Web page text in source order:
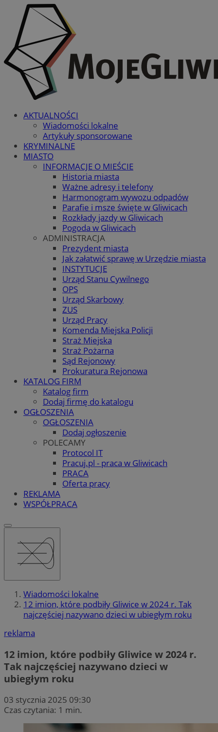
AKTUALNOŚCI
Wiadomości lokalne
Artykuły sponsorowane
KRYMINALNE
MIASTO
INFORMACJE O MIEŚCIE
Historia miasta
Ważne adresy i telefony
Harmonogram wywozu odpadów
Parafie i msze święte w Gliwicach
Rozkłady jazdy w Gliwicach
Pogoda w Gliwicach
ADMINISTRACJA
Prezydent miasta
Jak załatwić sprawę w Urzędzie miasta
INSTYTUCJE
Urząd Stanu Cywilnego
OPS
Urząd Skarbowy
ZUS
Urząd Pracy
Komenda Miejska Policji
Straż Miejska
Straż Pożarna
Sąd Rejonowy
Prokuratura Rejonowa
KATALOG FIRM
Katalog firm
Dodaj firmę do katalogu
OGŁOSZENIA
OGŁOSZENIA
Dodaj ogłoszenie
POLECAMY
Protocol IT
Pracuj.pl - praca w Gliwicach
PRACA
Oferta pracy
REKLAMA
WSPÓŁPRACA
Wiadomości lokalne
12 imion, które podbiły Gliwice w 2024 r. Tak
najczęściej nazywano dzieci w ubiegłym roku
reklama
12 imion, które podbiły Gliwice w 2024 r.
Tak najczęściej nazywano dzieci w
ubiegłym roku
03 stycznia 2025 09:30
Czas czytania: 1 min.